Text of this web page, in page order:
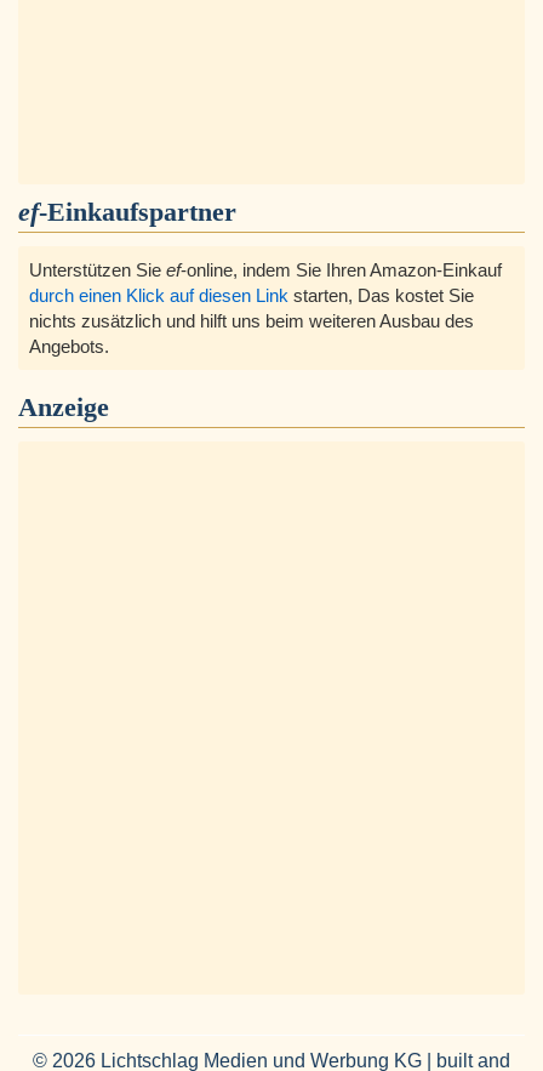
ef-Einkaufspartner
Unterstützen Sie ef-online, indem Sie Ihren Amazon-Einkauf
durch einen Klick auf diesen Link starten, Das kostet Sie
nichts zusätzlich und hilft uns beim weiteren Ausbau des
Angebots.
Anzeige
© 2026 Lichtschlag Medien und Werbung KG | built and